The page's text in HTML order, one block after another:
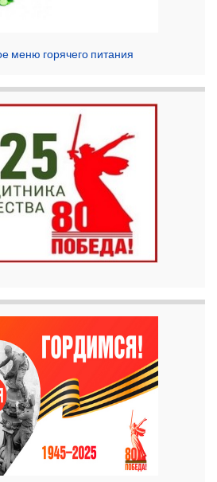
меню горячего питания